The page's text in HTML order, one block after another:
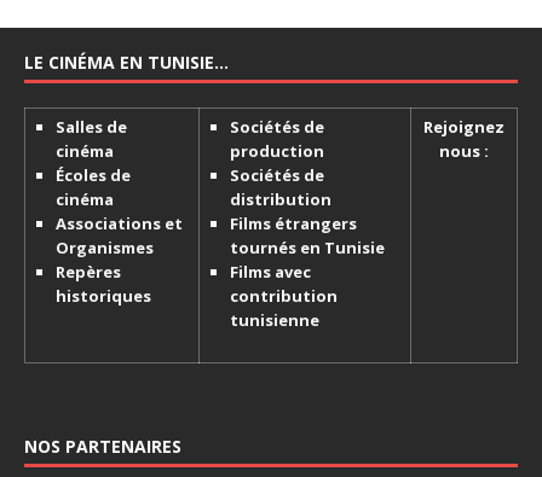
LE CINÉMA EN TUNISIE…
Salles de
cinéma
Écoles de
cinéma
Associations et
Organismes
Repères
historiques
Sociétés de
production
Sociétés de
distribution
Films étrangers
tournés en Tunisie
Films avec
contribution
tunisienne
Rejoignez
nous :
NOS PARTENAIRES